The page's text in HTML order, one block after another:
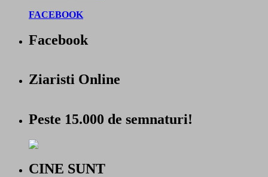
FACEBOOK
Facebook
Ziaristi Online
Peste 15.000 de semnaturi!
CINE SUNT